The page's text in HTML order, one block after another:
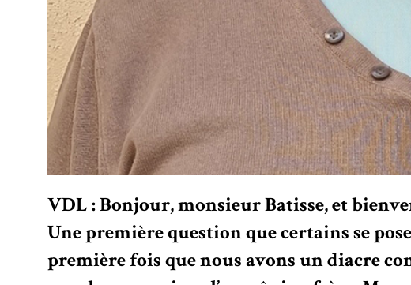
VDL : Bonjour, monsieur Batisse, et
Une première question que certains se
première fois que nous avons un diacre